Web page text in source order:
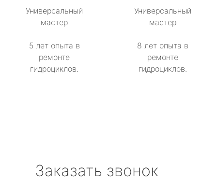
Универсальный
мастер
5 лет опыта в
ремонте
гидроциклов.
Универсальный
мастер
8 лет опыта в
ремонте
гидроциклов.
Заказать звонок